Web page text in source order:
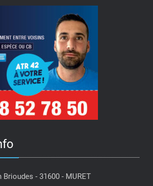
Brioudes - 31600 - MURET